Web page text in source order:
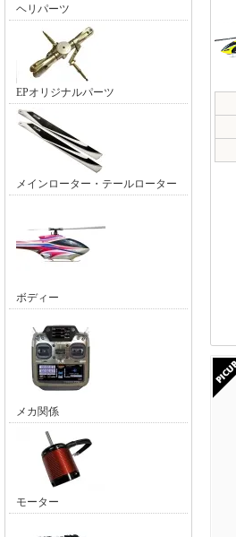
ヘリパーツ
EPオリジナルパーツ
メインローター・テールローター
ボディー
メカ関係
モーター